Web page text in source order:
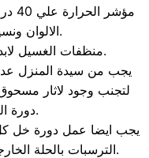
الالوان ونسيج القماش.
منظفات الغسيل لابد من اختيارها بعناية.
يجب من سيدة المنزل
لتجنب وجود لاثار
دورة الغسيل.
يجب ايضا عمل دورة خل كل
الترسبات بالحلة الخارجية والداخلية بالغسالة.